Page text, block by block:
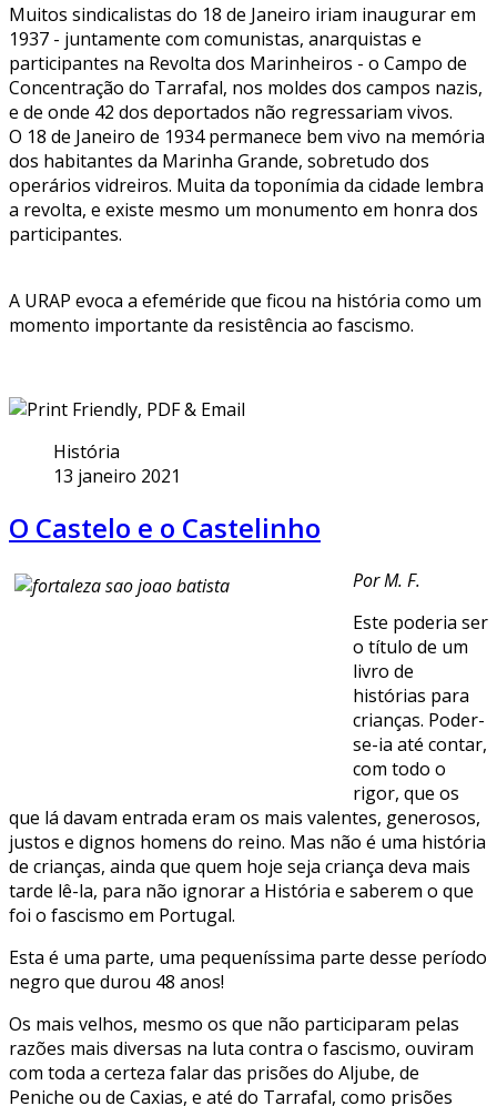
Muitos sindicalistas do 18 de Janeiro iriam inaugurar em
1937 - juntamente com comunistas, anarquistas e
participantes na Revolta dos Marinheiros - o Campo de
Concentração do Tarrafal, nos moldes dos campos nazis,
e de onde 42 dos deportados não regressariam vivos.
O 18 de Janeiro de 1934 permanece bem vivo na memória
dos habitantes da Marinha Grande, sobretudo dos
operários vidreiros. Muita da toponímia da cidade lembra
a revolta, e existe mesmo um monumento em honra dos
participantes.
A URAP evoca a efeméride que ficou na história como um
momento importante da resistência ao fascismo.
História
13 janeiro 2021
O Castelo e o Castelinho
Por M. F.
Este poderia ser
o título de um
livro de
histórias para
crianças. Poder-
se-ia até contar,
com todo o
rigor, que os
que lá davam entrada eram os mais valentes, generosos,
justos e dignos homens do reino. Mas não é uma história
de crianças, ainda que quem hoje seja criança deva mais
tarde lê-la, para não ignorar a História e saberem o que
foi o fascismo em Portugal.
Esta é uma parte, uma pequeníssima parte desse período
negro que durou 48 anos!
Os mais velhos, mesmo os que não participaram pelas
razões mais diversas na luta contra o fascismo, ouviram
com toda a certeza falar das prisões do Aljube, de
Peniche ou de Caxias, e até do Tarrafal, como prisões